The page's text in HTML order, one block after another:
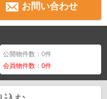
お問い合わせ
公開物件数：0件
会員物件数：0件